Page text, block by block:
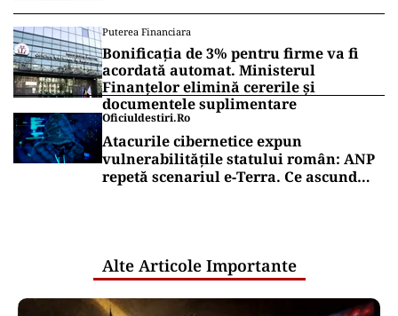
Puterea Financiara
Bonificația de 3% pentru firme va fi
acordată automat. Ministerul
Finanțelor elimină cererile și
documentele suplimentare
Oficiuldestiri.ro
Atacurile cibernetice expun
vulnerabilitățile statului român: ANP
repetă scenariul e‑Terra. Ce ascund
Alte Articole Importante